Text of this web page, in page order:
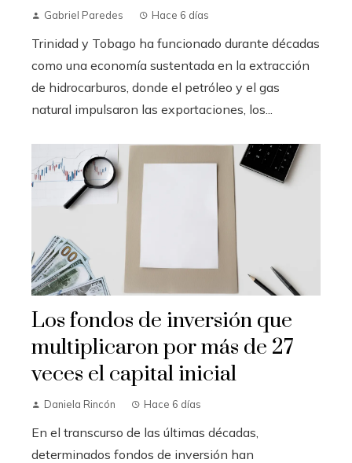
Gabriel Paredes Hace 6 días
Trinidad y Tobago ha funcionado durante décadas
como una economía sustentada en la extracción
de hidrocarburos, donde el petróleo y el gas
natural impulsaron las exportaciones, los...
Los fondos de inversión que
multiplicaron por más de 27
veces el capital inicial
Daniela Rincón Hace 6 días
En el transcurso de las últimas décadas,
determinados fondos de inversión han